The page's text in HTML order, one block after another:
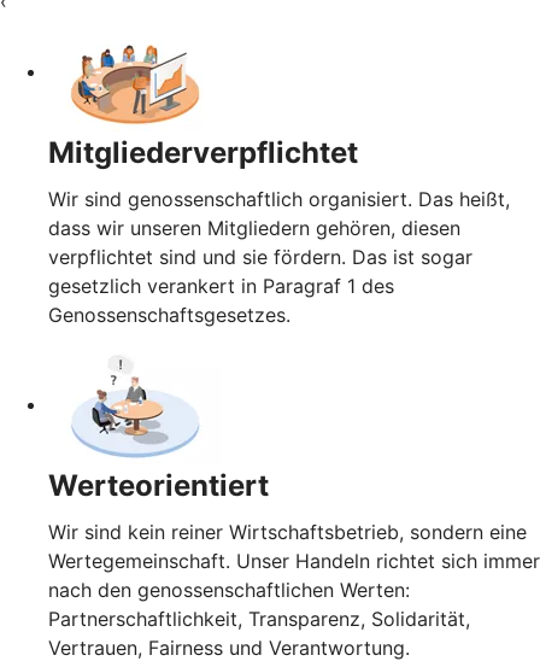
Mitgliederverpflichtet
Wir sind genossenschaftlich organisiert. Das heißt,
dass wir unseren Mitgliedern gehören, diesen
verpflichtet sind und sie fördern. Das ist sogar
gesetzlich verankert in Paragraf 1 des
Genossenschaftsgesetzes.
Werteorientiert
Wir sind kein reiner Wirtschaftsbetrieb, sondern eine
Wertegemeinschaft. Unser Handeln richtet sich immer
nach den genossenschaftlichen Werten:
Partnerschaftlichkeit, Transparenz, Solidarität,
Vertrauen, Fairness und Verantwortung.